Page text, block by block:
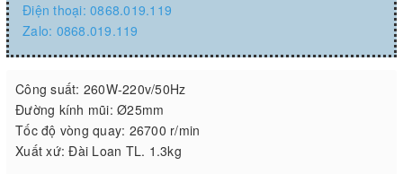
Điện thoại: 0868.019.119
Zalo: 0868.019.119
Công suất: 260W-220v/50Hz
Đường kính mũi: Ø25mm
Tốc độ vòng quay: 26700 r/min
Xuất xứ: Đài Loan TL. 1.3kg